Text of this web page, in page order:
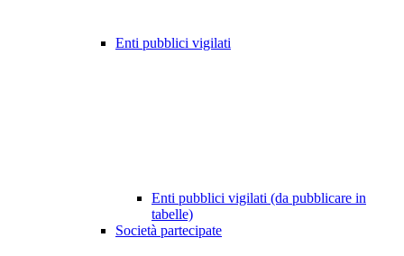
Enti pubblici vigilati
Enti pubblici vigilati (da pubblicare in
tabelle)
Società partecipate